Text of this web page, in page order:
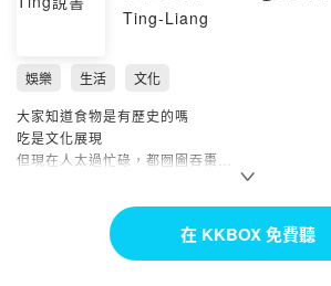
Ting-Liang
娛樂 生活
文化
大家知道食物是有歷史的嗎
吃是文化展現
但現在人太過忙碌，都囫圇吞棗
Ting說書，讓我們一同找回
愉悅的飲食時光
在 KKBOX 免費聽